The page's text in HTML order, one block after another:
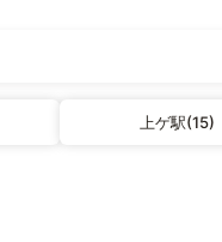
上ゲ駅(15)